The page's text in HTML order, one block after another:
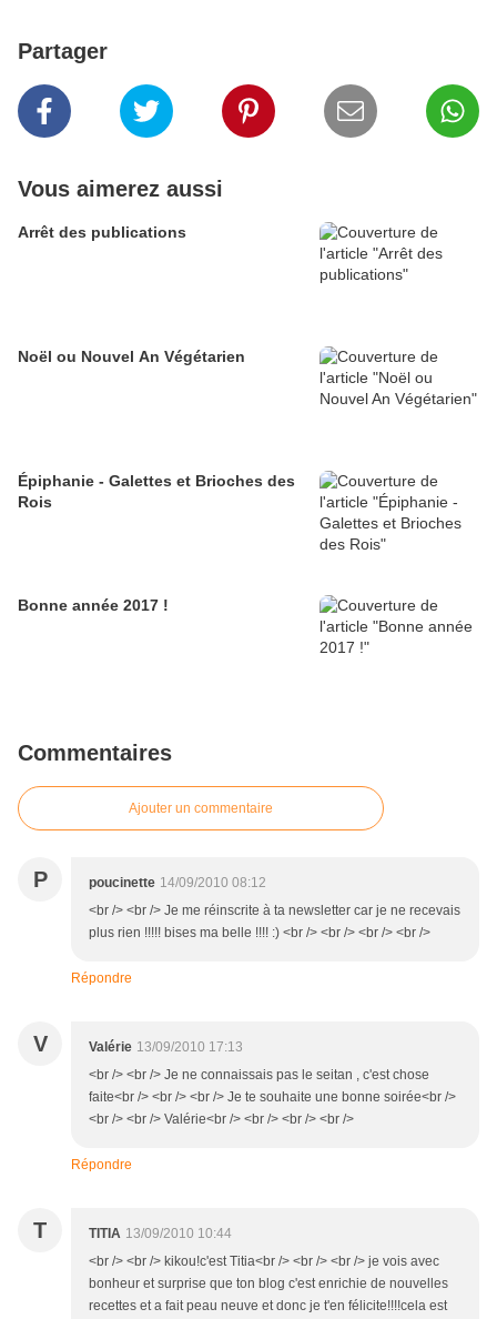
Partager
Vous aimerez aussi
Arrêt des publications
Noël ou Nouvel An Végétarien
Épiphanie - Galettes et Brioches des
Rois
Bonne année 2017 !
Commentaires
Ajouter un commentaire
P poucinette 14/09/2010 08:12
<br /> <br /> Je me réinscrite à ta newsletter car je ne recevais
plus rien !!!!! bises ma belle !!!! :) <br /> <br /> <br /> <br />
Répondre
V Valérie 13/09/2010 17:13
<br /> <br /> Je ne connaissais pas le seitan , c'est chose
faite<br /> <br /> <br /> Je te souhaite une bonne soirée<br />
<br /> <br /> Valérie<br /> <br /> <br /> <br />
Répondre
T TITIA 13/09/2010 10:44
<br /> <br /> kikou!c'est Titia<br /> <br /> <br /> je vois avec
bonheur et surprise que ton blog c'est enrichie de nouvelles
recettes et a fait peau neuve et donc je t'en félicite!!!!cela est